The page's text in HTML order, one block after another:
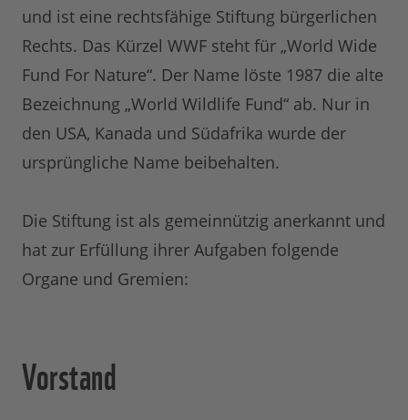
und ist eine rechtsfähige Stiftung bürgerlichen
Rechts. Das Kürzel WWF steht für „World Wide
Fund For Nature“. Der Name löste 1987 die alte
Bezeichnung „World Wildlife Fund“ ab. Nur in
den USA, Kanada und Südafrika wurde der
ursprüngliche Name beibehalten.
Die Stiftung ist als gemeinnützig anerkannt und
hat zur Erfüllung ihrer Aufgaben folgende
Organe und Gremien:
Vorstand